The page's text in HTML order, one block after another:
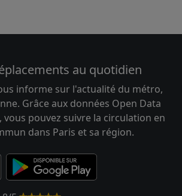
au quotidien
informe sur l'actualité du métro,
Grâce aux données Open Data
pouvez suivre la circulation en
dans Paris et sa région.